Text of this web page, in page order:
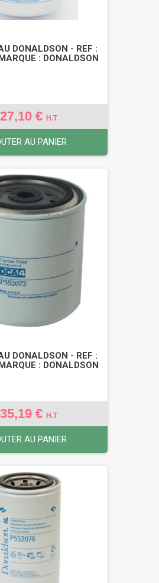
DONALDSON - REF :
: DONALDSON
27,10 €H.T
AU PANIER
DONALDSON - REF :
: DONALDSON
35,19 €H.T
AU PANIER